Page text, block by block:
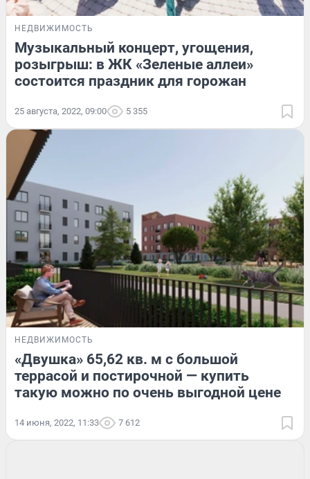
НЕДВИЖИМОСТЬ
Музыкальный концерт, угощения,
розыгрыш: в ЖК «Зеленые аллеи»
состоится праздник для горожан
25 августа, 2022, 09:00 5 355
НЕДВИЖИМОСТЬ
«Двушка» 65,62 кв. м с большой
террасой и постирочной — купить
такую можно по очень выгодной цене
14 июня, 2022, 11:33 7 612